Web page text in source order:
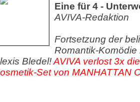
Eine für 4 -
AVIVA-Redaktion
Fortsetzung der
Romantik-Komödie
Bledel!AVIVA verlost 3x
Set von MANHATTAN